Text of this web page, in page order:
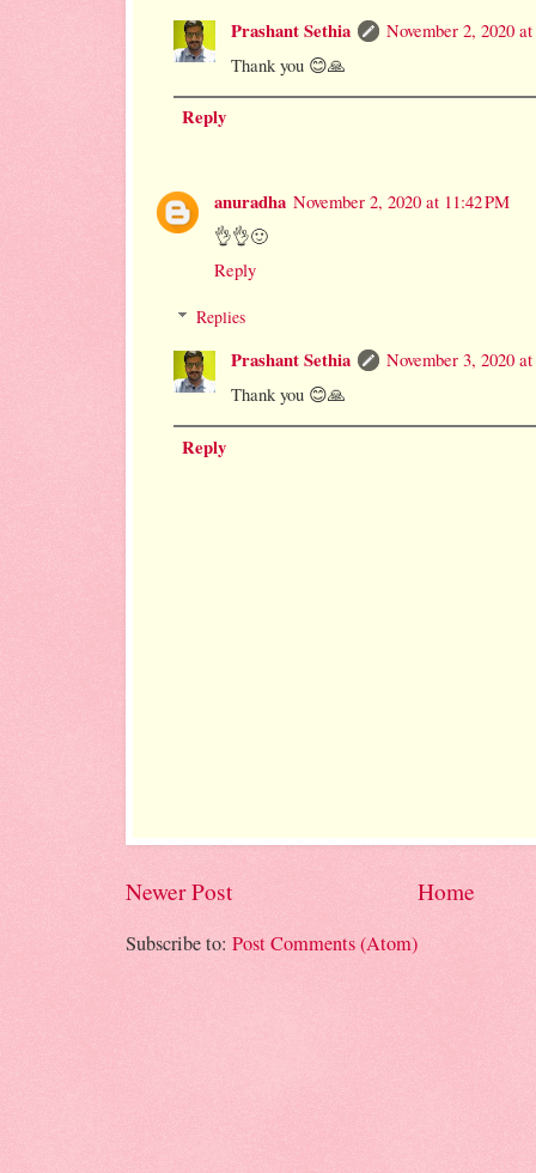
Prashant Sethia
November 2, 2020
Thank you 😊🙏
Reply
anuradha November 2, 2020 at 11:42 PM
👌👌🙂
Reply
Replies
Prashant Sethia
November 3, 2020
Thank you 😊🙏
Reply
Newer Post Home
Subscribe to: Post Comments (Atom)